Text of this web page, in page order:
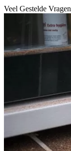
Veel Gestelde Vragen